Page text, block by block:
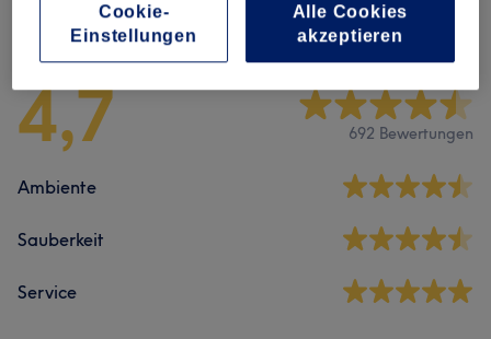
Salonbewertungen
4,7 692 Bewertungen
Ambiente
Sauberkeit
Service
Cookie-
Einstellungen
Alle Cookies
akzeptieren